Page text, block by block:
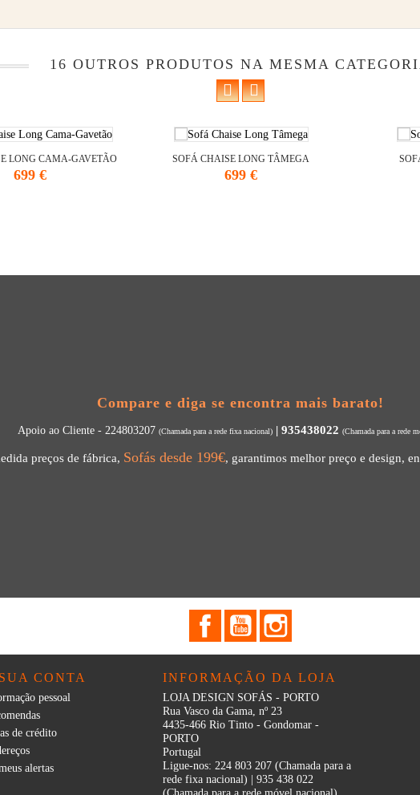
16 OUTROS PRODUTOS NA MESMA
LONG CAMA-GAVETÃO
Preço
699 €
SOFÁ CHAISE LONG TÂMEGA
Preço
699 €
Compare e diga se encontra mais barato!
Apoio ao Cliente - 224803207 (Chamada para a rede fixa nacional)| 935438022 (Chamada para a rede
preços de fábrica, Sofás desde 199€, garantimos melhor preço e design,
FacebookYouTube
CONTA
pessoal
de crédito
alertas
INFORMAÇÃO DA LOJA
LOJA DESIGN SOFÁS - PORTO
Rua Vasco da Gama, nº 23
4435-466 Rio Tinto - Gondomar -
PORTO
Portugal
Ligue-nos: 224 803 207 (Chamada para a
rede fixa nacional) | 935 438 022